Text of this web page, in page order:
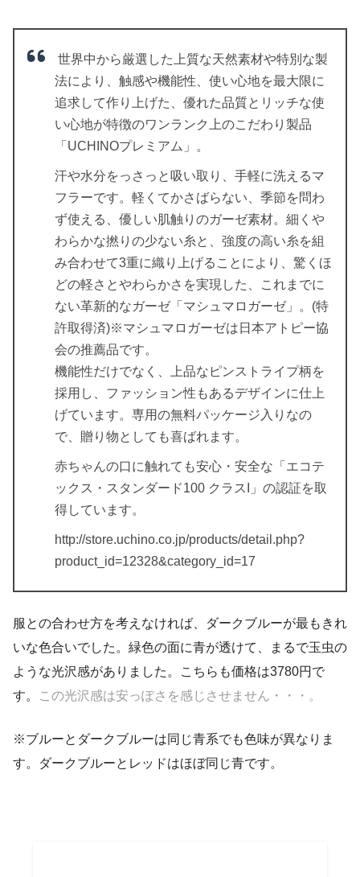
世界中から厳選した上質な天然素材や特別な製
法により、触感や機能性、使い心地を最大限に
追求して作り上げた、優れた品質とリッチな使
い心地が特徴のワンランク上のこだわり製品
「UCHINOプレミアム」。
汗や水分をっさっと吸い取り、手軽に洗えるマ
フラーです。軽くてかさばらない、季節を問わ
ず使える、優しい肌触りのガーゼ素材。細くや
わらかな撚りの少ない糸と、強度の高い糸を組
み合わせて3重に織り上げることにより、驚くほ
どの軽さとやわらかさを実現した、これまでに
ない革新的なガーゼ「マシュマロガーゼ」。(特
許取得済)※マシュマロガーゼは日本アトピー協
会の推薦品です。
機能性だけでなく、上品なピンストライプ柄を
採用し、ファッション性もあるデザインに仕上
げています。専用の無料パッケージ入りなの
で、贈り物としても喜ばれます。
赤ちゃんの口に触れても安心・安全な「エコテ
ックス・スタンダード100 クラスI」の認証を取
得しています。
http://store.uchino.co.jp/products/detail.php?
product_id=12328&category_id=17
服との合わせ方を考えなければ、ダークブルーが最もきれ
いな色合いでした。緑色の面に青が透けて、まるで玉虫の
ような光沢感がありました。こちらも価格は3780円で
す。
この光沢感は安っぽさを感じさせません・・・。
※ブルーとダークブルーは同じ青系でも色味が異なりま
す。ダークブルーとレッドはほぼ同じ青です。